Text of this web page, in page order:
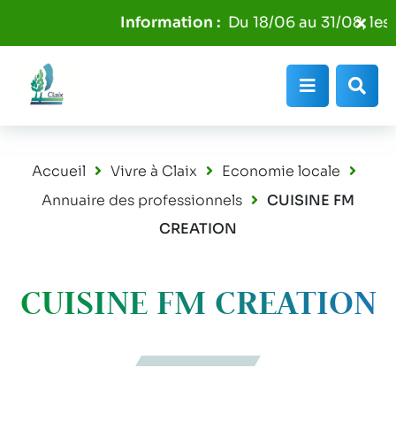
Aller à la recherche
Du 18/06 au 31/08, les
Menu
Accueil Vivre à Claix
Economie locale
Annuaire des professionnels
CUISINE FM
CREATION
CUISINE FM CREATION